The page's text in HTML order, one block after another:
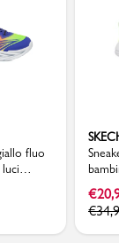
fluo
Ultra
€
€